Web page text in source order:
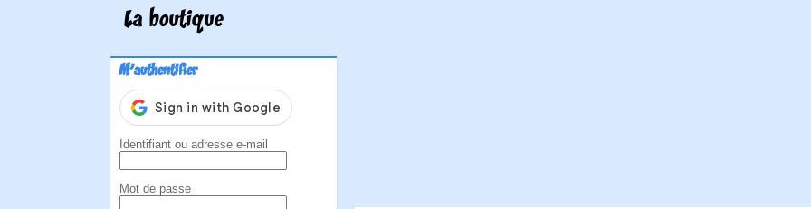
La boutique
M'authentifier
Identifiant ou adresse e-mail
Mot de passe